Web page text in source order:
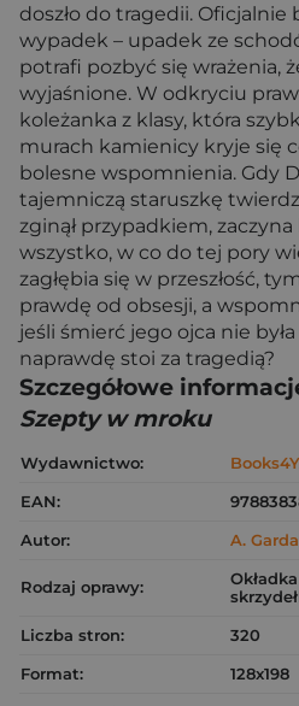
doszło do tragedii. Oficjalnie
wypadek – upadek ze
potrafi pozbyć się wrażenia,
wyjaśnione. W odkryciu
koleżanka z klasy, która
murach kamienicy kryje się
bolesne wspomnienia. Gdy
tajemniczą staruszkę
zginął przypadkiem,
wszystko, w co do tej pory
zagłębia się w przeszłość,
prawdę od obsesji, a
jeśli śmierć jego ojca nie
naprawdę stoi za tragedią?
Szczegółowe
Szepty w mroku
Wydawnictwo:
EAN:
Autor:
A.
Rodzaj oprawy:
Liczba stron:
320
Format:
128x198